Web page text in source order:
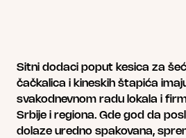
Опције
могу
бити
изабране
на
Sitni dodaci poput kesica za
čačkalica i kineskih štapića
svakodnevnom radu lokala i
Srbije i regiona. Gde god da
dolaze uredno spakovana,